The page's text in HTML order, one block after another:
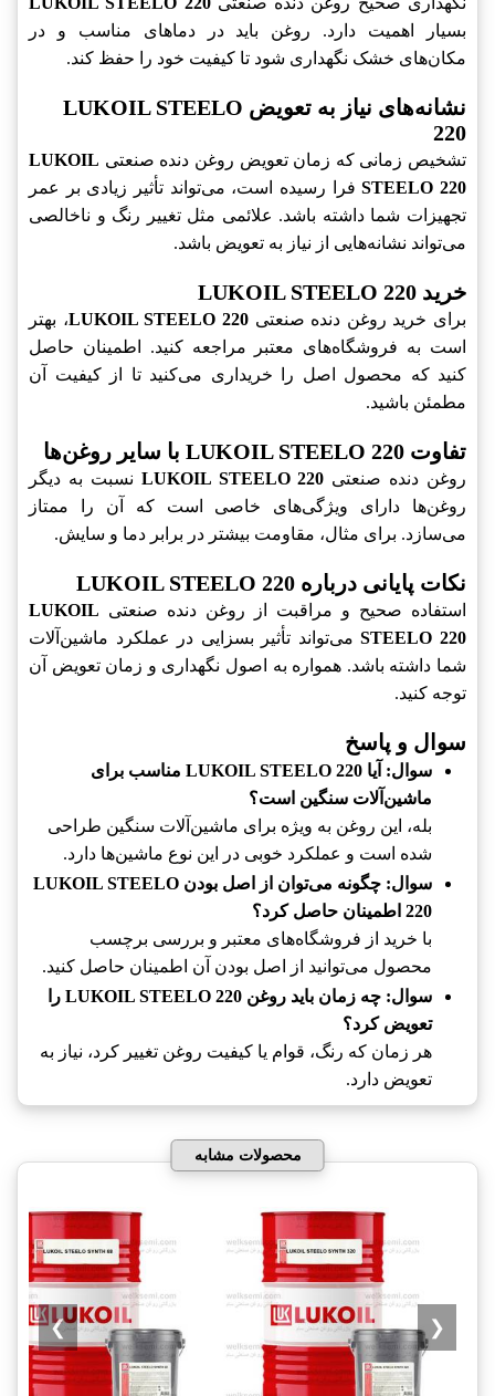
بسیار اهمیت دارد. روغن باید در دماهای مناسب و در
مکان‌های خشک نگهداری شود تا کیفیت خود را حفظ کند.
نشانه‌های نیاز به تعویض LUKOIL STEELO
220
تشخیص زمانی که زمان تعویض روغن دنده صنعتی LUKOIL
STEELO 220فرا رسیده است، می‌تواند تأثیر زیادی بر عمر
تجهیزات شما داشته باشد. علائمی مثل تغییر رنگ و ناخالصی
می‌تواند نشانه‌هایی از نیاز به تعویض باشد.
خرید LUKOIL STEELO 220
برای خرید روغن دنده صنعتیLUKOIL STEELO 220، بهتر
است به فروشگاه‌های معتبر مراجعه کنید. اطمینان حاصل
کنید که محصول اصل را خریداری می‌کنید تا از کیفیت آن
مطمئن باشید.
تفاوت LUKOIL STEELO 220 با سایر روغن‌ها
روغن دنده صنعتی LUKOIL STEELO 220 نسبت به دیگر
روغن‌ها دارای ویژگی‌های خاصی است که آن را ممتاز
می‌سازد. برای مثال، مقاومت بیشتر در برابر دما و سایش.
نکات پایانی درباره LUKOIL STEELO 220
استفاده صحیح و مراقبت از روغن دنده صنعتی LUKOIL
STEELO 220می‌تواند تأثیر بسزایی در عملکرد ماشین‌آلات
شما داشته باشد. همواره به اصول نگهداری و زمان تعویض آن
توجه کنید.
سوال و پاسخ
سوال: آیا LUKOIL STEELO 220 مناسب برای
ماشین‌آلات سنگین است؟
بله، این روغن به ویژه برای ماشین‌آلات سنگین طراحی
شده است و عملکرد خوبی در این نوع ماشین‌ها دارد.
سوال: چگونه می‌توان از اصل بودن LUKOIL STEELO
220 اطمینان حاصل کرد؟
با خرید از فروشگاه‌های معتبر و بررسی برچسب
محصول می‌توانید از اصل بودن آن اطمینان حاصل کنید.
سوال: چه زمان باید روغن LUKOIL STEELO 220 را
تعویض کرد؟
هر زمان که رنگ، قوام یا کیفیت روغن تغییر کرد، نیاز به
تعویض دارد.
محصولات مشابه
❮
❯